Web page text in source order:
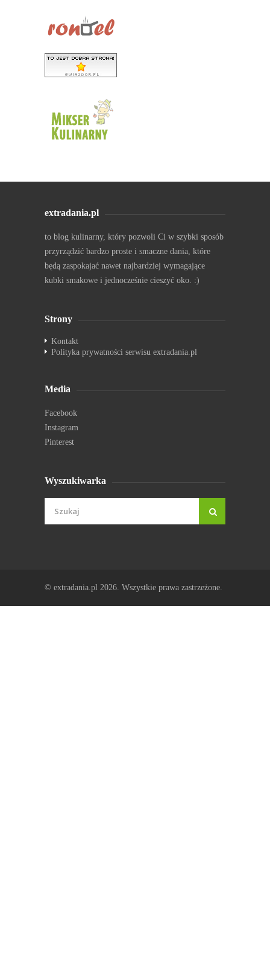
extradania.pl
to blog kulinarny, który pozwoli Ci w szybki sposób
przyrządzić bardzo proste i smaczne dania, które
będą zaspokajać nawet najbardziej wymagające
kubki smakowe i jednocześnie cieszyć oko. :)
Strony
Kontakt
Polityka prywatności serwisu extradania.pl
Media
Facebook
Instagram
Pinterest
Wyszukiwarka
© extradania.pl 2026. Wszystkie prawa zastrzeżone.